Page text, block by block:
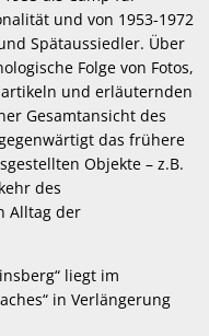
und von 1953-1972
Spätaussiedler. Über
Folge von Fotos,
und erläuternden
Gesamtansicht des
das frühere
Objekte – z.B.
des
Alltag der
liegt im
in Verlängerung